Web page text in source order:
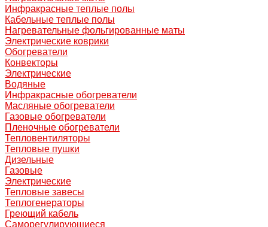
Инфракрасные теплые полы
Кабельные теплые полы
Нагревательные фольгированные маты
Электрические коврики
Обогреватели
Конвекторы
Электрические
Водяные
Инфракрасные обогреватели
Масляные обогреватели
Газовые обогреватели
Пленочные обогреватели
Тепловентиляторы
Тепловые пушки
Дизельные
Газовые
Электрические
Тепловые завесы
Теплогенераторы
Греющий кабель
Саморегулирующиеся